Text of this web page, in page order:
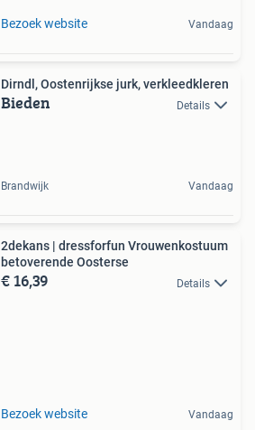
Bezoek website Vandaag
Dirndl, Oostenrijkse jurk, verkleedkleren
Bieden Details
Brandwijk Vandaag
2dekans | dressforfun Vrouwenkostuum
betoverende Oosterse
€ 16,39 Details
Bezoek website Vandaag